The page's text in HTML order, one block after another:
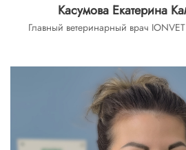
Касумова Екатерина
Главный ветеринарный врач